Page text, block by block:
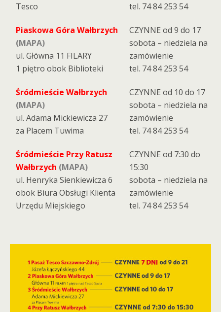
Tesco
tel. 74 84 253 54
Piaskowa Góra Wałbrzych
(MAPA)
ul. Główna 11 FILARY
1 piętro obok Biblioteki
CZYNNE od 9 do 17
sobota – niedziela na
zamówienie
tel. 74 84 253 54
Śródmieście Wałbrzych
(MAPA)
ul. Adama Mickiewicza 27
za Placem Tuwima
CZYNNE od 10 do 17
sobota – niedziela na
zamówienie
tel. 74 84 253 54
Śródmieście Przy Ratusz
Wałbrzych (MAPA)
ul. Henryka Sienkiewicza 6
obok Biura Obsługi Klienta
Urzędu Miejskiego
CZYNNE od 7:30 do
15:30
sobota – niedziela na
zamówienie
tel. 74 84 253 54